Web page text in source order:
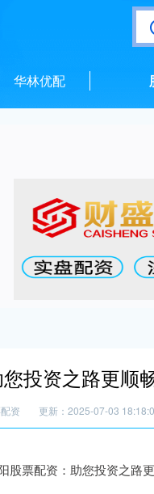
华林优配
投资之路更顺
资 更新：2025-07-03